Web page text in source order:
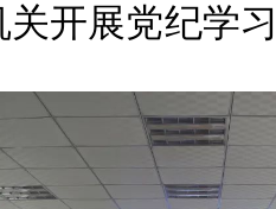
开展党纪学